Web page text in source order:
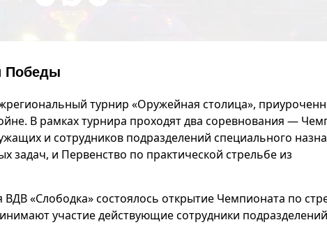
Победы
турнир «Оружейная столица»,
В рамках турнира проходят два соревнования —
и сотрудников подразделений специального
и Первенство по практической стрельбе из
ВДВ «Слободка» состоялось открытие Чемпионата по
участие действующие сотрудники подразделений